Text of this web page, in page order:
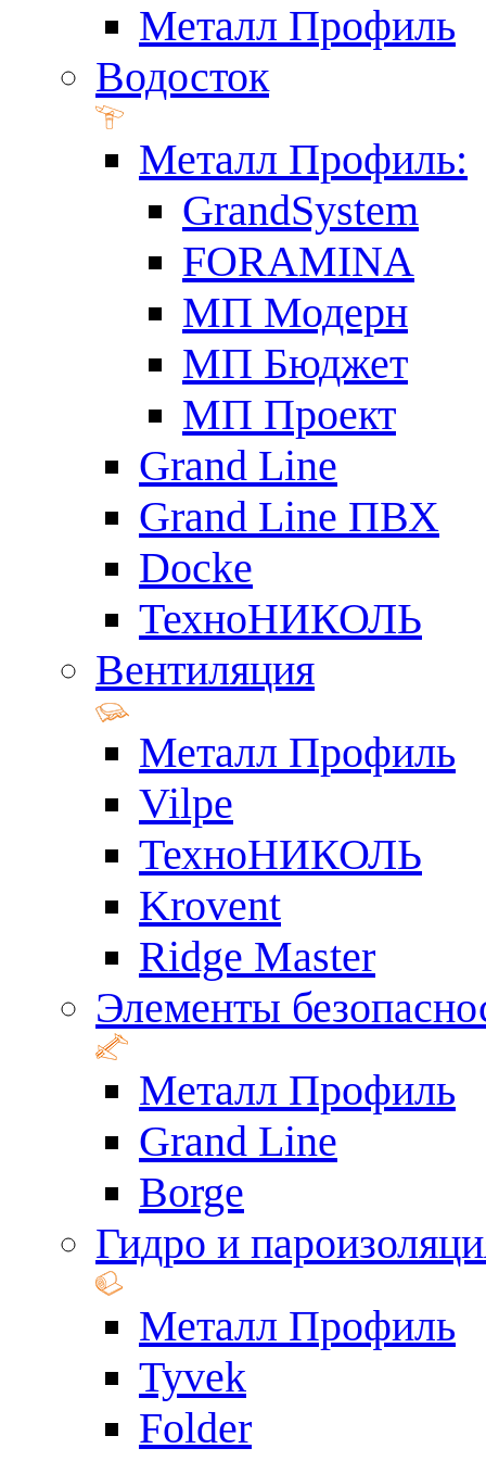
Металл Профиль
Водосток
Металл Профиль:
GrandSystem
FORAMINA
МП Модерн
МП Бюджет
МП Проект
Grand Line
Grand Line ПВХ
Docke
ТехноНИКОЛЬ
Вентиляция
Металл Профиль
Vilpe
ТехноНИКОЛЬ
Krovent
Ridge Master
Элементы
Металл Профиль
Grand Line
Borge
Гидро и
Металл Профиль
Tyvek
Folder